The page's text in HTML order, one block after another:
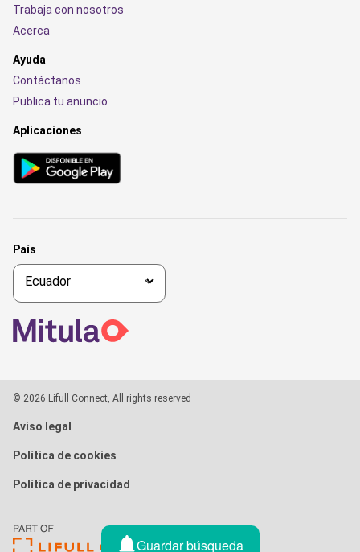
Guardar búsqueda
Trabaja con nosotros
Acerca
Ayuda
Contáctanos
Publica tu anuncio
Aplicaciones
País
© 2026 Lifull Connect, All rights reserved
Aviso legal
Política de cookies
Política de privacidad